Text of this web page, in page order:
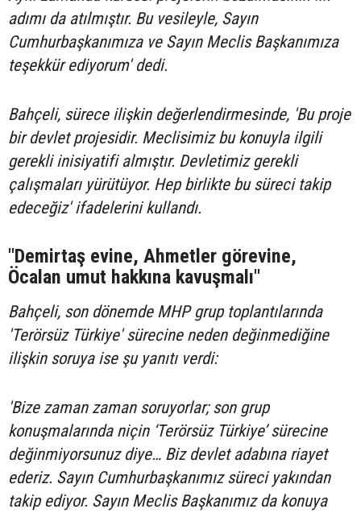
adımı da atılmıştır. Bu vesileyle, Sayın
Cumhurbaşkanımıza ve Sayın Meclis Başkanımıza
teşekkür ediyorum' dedi.
Bahçeli, sürece ilişkin değerlendirmesinde, 'Bu proje
bir devlet projesidir. Meclisimiz bu konuyla ilgili
gerekli inisiyatifi almıştır. Devletimiz gerekli
çalışmaları yürütüyor. Hep birlikte bu süreci takip
edeceğiz' ifadelerini kullandı.
"Demirtaş evine, Ahmetler görevine,
Öcalan umut hakkına kavuşmalı"
Bahçeli, son dönemde MHP grup toplantılarında
'Terörsüz Türkiye' sürecine neden değinmediğine
ilişkin soruya ise şu yanıtı verdi:
'Bize zaman zaman soruyorlar; son grup
konuşmalarında niçin ‘Terörsüz Türkiye’ sürecine
değinmiyorsunuz diye… Biz devlet adabına riayet
ederiz. Sayın Cumhurbaşkanımız süreci yakından
takip ediyor. Sayın Meclis Başkanımız da konuya